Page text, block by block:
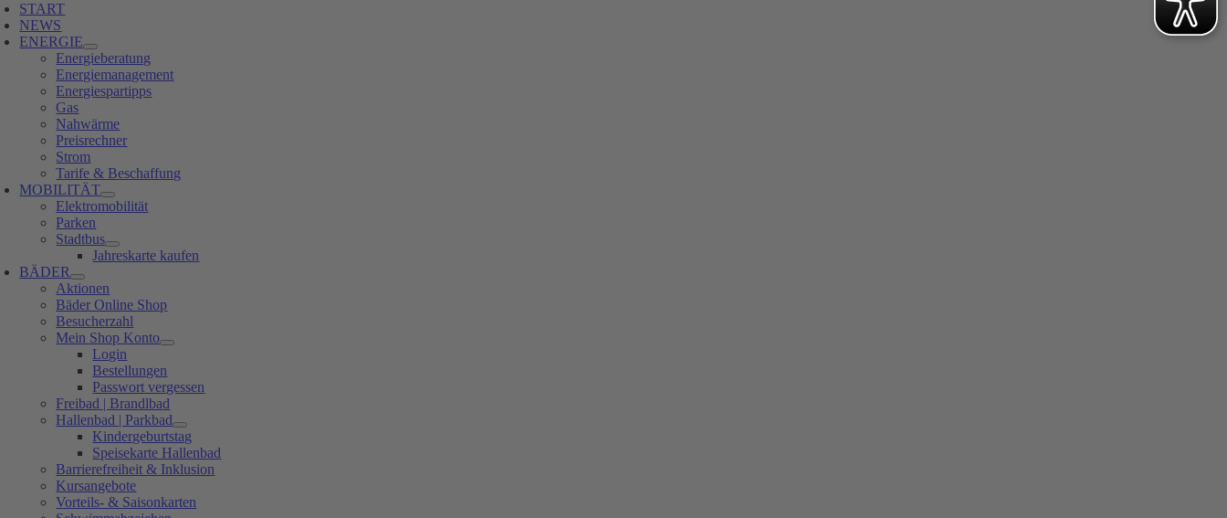
START
NEWS
ENERGIE
Energieberatung
Energiemanagement
Energiespartipps
Gas
Nahwärme
Preisrechner
Strom
Tarife & Beschaffung
MOBILITÄT
Elektromobilität
Parken
Stadtbus
Jahreskarte kaufen
BÄDER
Aktionen
Bäder Online Shop
Besucherzahl
Mein Shop Konto
Login
Bestellungen
Passwort vergessen
Freibad | Brandlbad
Hallenbad | Parkbad
Kindergeburtstag
Speisekarte Hallenbad
Barrierefreiheit & Inklusion
Kursangebote
Vorteils- & Saisonkarten